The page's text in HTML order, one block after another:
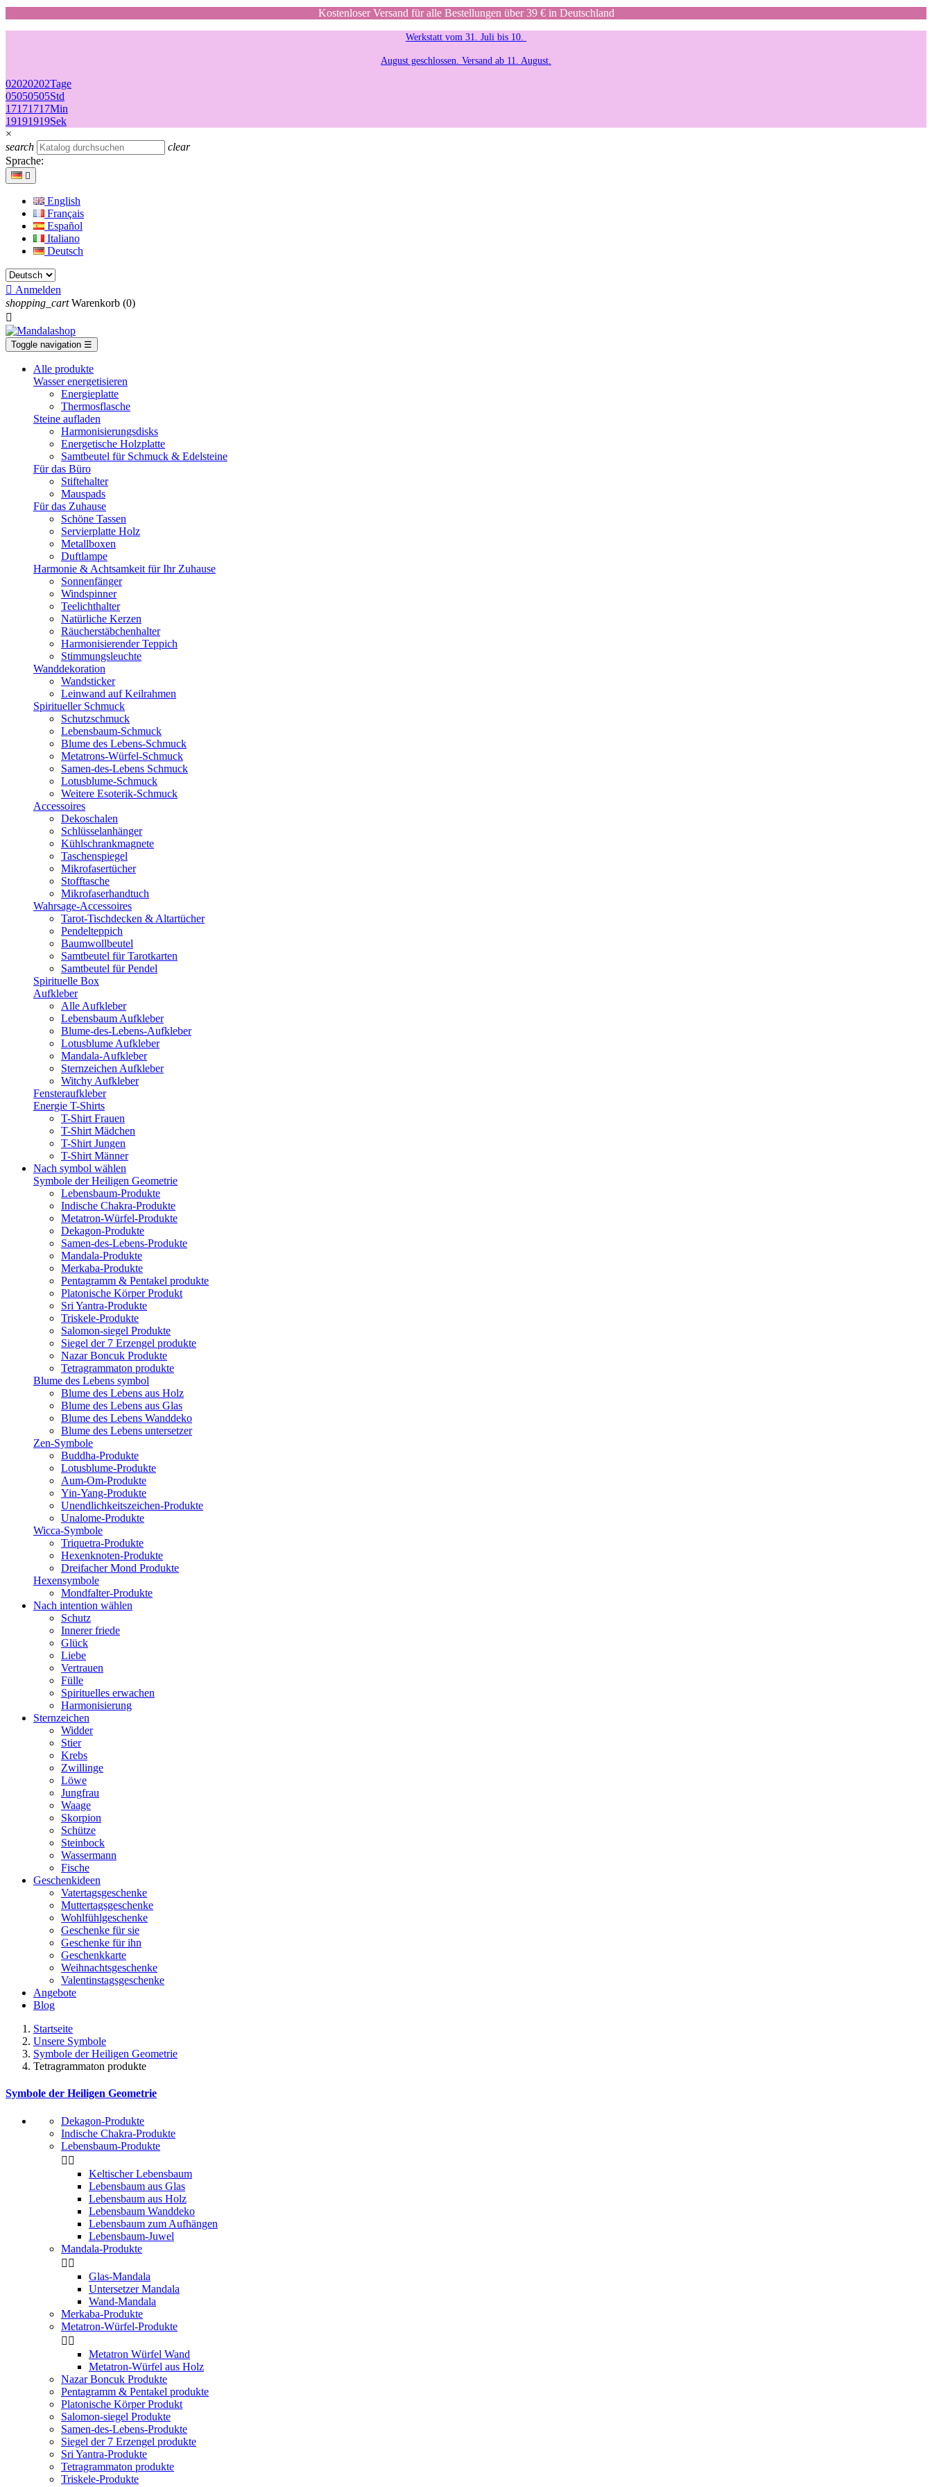
Kostenloser Versand für alle Bestellungen über 39 € in Deutschland
Werkstatt vom 31. Juli bis 10.
August geschlossen. Versand ab 11. August.
02020202Tage
05050505Std
17171717Min
19191919Sek
×
search
clear
Sprache:

English
Français
Español
Italiano
Deutsch
 Anmelden
shopping_cart Warenkorb (0)

Toggle navigation ☰
Alle produkte
Wasser energetisieren
Energieplatte​
Thermosflasche
Steine aufladen
Harmonisierungsdisks
Energetische Holzplatte
Samtbeutel für Schmuck & Edelsteine
Für das Büro
Stiftehalter
Mauspads
Für das Zuhause
Schöne Tassen
Servierplatte Holz
Metallboxen
Duftlampe
Harmonie & Achtsamkeit für Ihr Zuhause
Sonnenfänger
Windspinner
Teelichthalter
Natürliche Kerzen
Räucherstäbchenhalter
Harmonisierender Teppich
Stimmungsleuchte
Wanddekoration
Wandsticker
Leinwand auf Keilrahmen
Spiritueller Schmuck
Schutzschmuck
Lebensbaum-Schmuck
Blume des Lebens-Schmuck
Metatrons-Würfel-Schmuck
Samen-des-Lebens Schmuck
Lotusblume-Schmuck
Weitere Esoterik-Schmuck
Accessoires
Dekoschalen
Schlüsselanhänger
Kühlschrankmagnete
Taschenspiegel
Mikrofasertücher
Stofftasche
Mikrofaserhandtuch
Wahrsage-Accessoires
Tarot-Tischdecken & Altartücher
Pendelteppich
Baumwollbeutel
Samtbeutel für Tarotkarten
Samtbeutel für Pendel
Spirituelle Box
Aufkleber
Alle Aufkleber
Lebensbaum Aufkleber
Blume-des-Lebens-Aufkleber
Lotusblume Aufkleber
Mandala-Aufkleber
Sternzeichen Aufkleber
Witchy Aufkleber
Fensteraufkleber
Energie T-Shirts
T-Shirt Frauen
T-Shirt Mädchen
T-Shirt Jungen
T-Shirt Männer
Nach symbol wählen
Symbole der Heiligen Geometrie
Lebensbaum-Produkte
Indische Chakra-Produkte
Metatron-Würfel-Produkte
Dekagon-Produkte
Samen-des-Lebens-Produkte
Mandala-Produkte
Merkaba-Produkte
Pentagramm & Pentakel produkte
Platonische Körper Produkt
Sri Yantra-Produkte
Triskele-Produkte
Salomon-siegel Produkte
Siegel der 7 Erzengel produkte
Nazar Boncuk Produkte
Tetragrammaton produkte
Blume des Lebens symbol​
Blume des Lebens aus Holz
Blume des Lebens aus Glas
Blume des Lebens Wanddeko
Blume des Lebens untersetzer
Zen-Symbole
Buddha-Produkte
Lotusblume-Produkte
Aum-Om-Produkte
Yin-Yang-Produkte
Unendlichkeitszeichen-Produkte
Unalome-Produkte
Wicca-Symbole
Triquetra-Produkte
Hexenknoten-Produkte
Dreifacher Mond Produkte
Hexensymbole
Mondfalter-Produkte
Nach intention wählen
Schutz
Innerer friede
Glück
Liebe
Vertrauen
Fülle
Spirituelles erwachen
Harmonisierung
Sternzeichen
Widder
Stier
Krebs
Zwillinge
Löwe
Jungfrau
Waage
Skorpion
Schütze
Steinbock
Wassermann
Fische
Geschenkideen
Vatertagsgeschenke
Muttertagsgeschenke
Wohlfühlgeschenke
Geschenke für sie
Geschenke für ihn
Geschenkkarte
Weihnachtsgeschenke
Valentinstagsgeschenke
Angebote
Blog
Startseite
Unsere Symbole
Symbole der Heiligen Geometrie
Tetragrammaton produkte
Symbole der Heiligen Geometrie
Dekagon-Produkte
Indische Chakra-Produkte
Lebensbaum-Produkte
 
Keltischer Lebensbaum
Lebensbaum aus Glas
Lebensbaum aus Holz
Lebensbaum Wanddeko
Lebensbaum zum Aufhängen
Lebensbaum-Juwel
Mandala-Produkte
 
Glas-Mandala
Untersetzer Mandala
Wand-Mandala
Merkaba-Produkte
Metatron-Würfel-Produkte
 
Metatron Würfel Wand
Metatron-Würfel aus Holz
Nazar Boncuk Produkte
Pentagramm & Pentakel produkte
Platonische Körper Produkt
Salomon-siegel Produkte
Samen-des-Lebens-Produkte
Siegel der 7 Erzengel produkte
Sri Yantra-Produkte
Tetragrammaton produkte
Triskele-Produkte